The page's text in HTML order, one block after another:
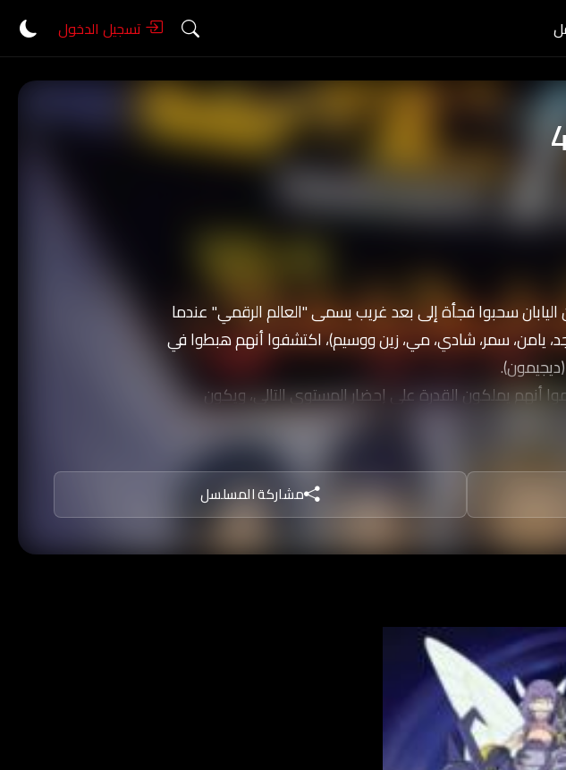
تسجيل الدخول
سبعة أطفال من اليابان سحبوا فجأة إلى بعد غريب يسمى "العالم الرقمي" عندما
يامن، سمر، شادي، مي، زين ووسيم)، اكتشفوا أنهم هبطوا في
أنهم يملكون القدرة على إحضار المستوى التالي، ويكون
بعد ذلك، بدأ الأولاد في البحث عن طريق للعودة إلى
مشاركة المسلسل